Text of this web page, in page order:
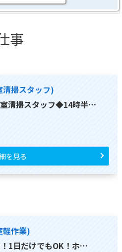
事
掃スタッフ)
室清掃スタッフ◆14時半…
を見る
軽作業)
！1日だけでもOK！ホ…